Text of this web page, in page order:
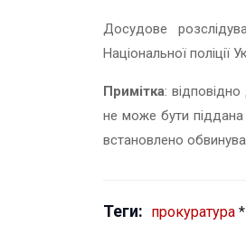
Досудове
Національної поліції
Примітка:
не може бути
встановлено
Теги: прокуратура *